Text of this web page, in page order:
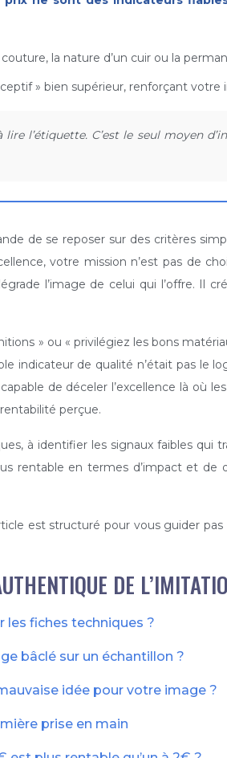
la nature d’un cuir ou la
» bien supérieur, renforçant
l’étiquette. C’est le seul moyen
de se reposer sur des critères
votre mission n’est pas de
l’image de celui qui l’offre. Il
» ou « privilégiez les bons
indicateur de qualité n’était pas le
de déceler l’excellence là où
perçue.
à identifier les signaux faibles
rentable en termes d’impact et de
est structuré pour vous guider
DE
les fiches techniques ?
bâclé sur un échantillon ?
idée pour votre image ?
prise en main